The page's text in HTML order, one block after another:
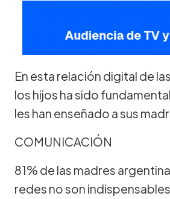
En esta relación digital de
los hijos ha sido
les han enseñado a sus
COMUNICACIÓN
81% de las madres
redes no son